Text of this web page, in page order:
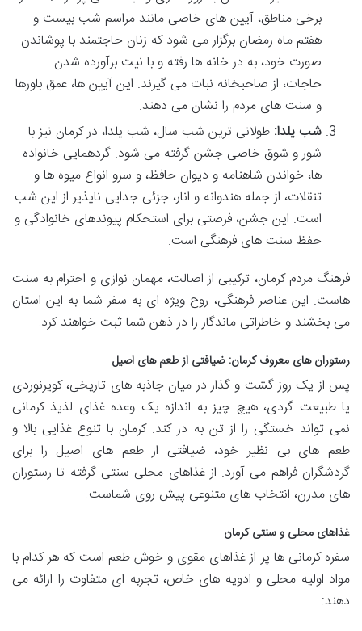
برخی مناطق، آیین های خاصی مانند مراسم شب بیست و
هفتم ماه رمضان برگزار می شود که زنان حاجتمند با پوشاندن
صورت خود، به در خانه ها رفته و با نیت برآورده شدن
حاجات، از صاحبخانه نبات می گیرند. این آیین ها، عمق باورها
و سنت های مردم را نشان می دهند.
شب یلدا: طولانی ترین شب سال، شب یلدا، در کرمان نیز با
شور و شوق خاصی جشن گرفته می شود. گردهمایی خانواده
ها، خواندن شاهنامه و دیوان حافظ، و سرو انواع میوه ها و
تنقلات، از جمله هندوانه و انار، جزئی جدایی ناپذیر از این شب
است. این جشن، فرصتی برای استحکام پیوندهای خانوادگی و
حفظ سنت های فرهنگی است.
فرهنگ مردم کرمان، ترکیبی از اصالت، مهمان نوازی و احترام به سنت
هاست. این عناصر فرهنگی، روح ویژه ای به سفر شما به این استان
می بخشند و خاطراتی ماندگار را در ذهن شما ثبت خواهند کرد.
رستوران های معروف کرمان: ضیافتی از طعم های اصیل
پس از یک روز گشت و گذار در میان جاذبه های تاریخی، کویرنوردی
یا طبیعت گردی، هیچ چیز به اندازه یک وعده غذای لذیذ کرمانی
نمی تواند خستگی را از تن به در کند. کرمان با تنوع غذایی بالا و
طعم های بی نظیر خود، ضیافتی از طعم های اصیل را برای
گردشگران فراهم می آورد. از غذاهای محلی سنتی گرفته تا رستوران
های مدرن، انتخاب های متنوعی پیش روی شماست.
غذاهای محلی و سنتی کرمان
سفره کرمانی ها پر از غذاهای مقوی و خوش طعم است که هر کدام با
مواد اولیه محلی و ادویه های خاص، تجربه ای متفاوت را ارائه می
دهند: